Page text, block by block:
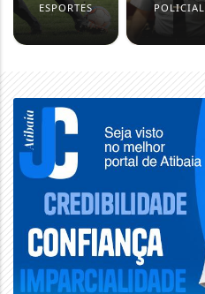
ESPORTES POLICIAL